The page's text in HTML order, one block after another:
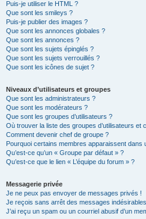
Puis-je utiliser le HTML ?
Que sont les smileys ?
Puis-je publier des images ?
Que sont les annonces globales ?
Que sont les annonces ?
Que sont les sujets épinglés ?
Que sont les sujets verrouillés ?
Que sont les icônes de sujet ?
Niveaux d’utilisateurs et groupes
Que sont les administrateurs ?
Que sont les modérateurs ?
Que sont les groupes d’utilisateurs ?
Où trouver la liste des groupes d’utilisateurs et
Comment devenir chef de groupe ?
Pourquoi certains membres apparaissent dans
Qu’est-ce qu’un « Groupe par défaut » ?
Qu’est-ce que le lien « L’équipe du forum » ?
Messagerie privée
Je ne peux pas envoyer de messages privés !
Je reçois sans arrêt des messages
J’ai reçu un spam ou un courriel abusif d’un